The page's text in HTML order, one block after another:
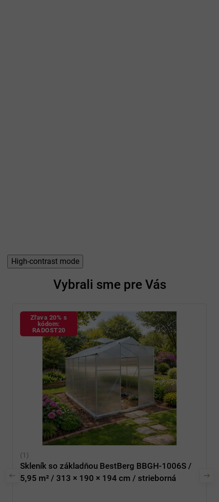
High-contrast mode
Vybrali sme pre Vás
Zľava 20% s
kódom:
RADOST20
Skleník so základňou BestBerg BBGH-1006S /
5,95 m² / 313 × 190 × 194 cm / strieborná